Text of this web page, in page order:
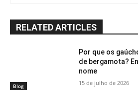
RELATED ARTICLES
Blog
Por que os
de bergamota?
nome
15 de julho de 2026